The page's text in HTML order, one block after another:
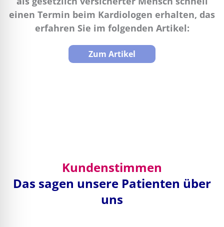
einen Termin beim Kardiologen erhalten, das
erfahren Sie im folgenden Artikel:
Zum Artikel
Kundenstimmen
Das sagen unsere Patienten über
uns